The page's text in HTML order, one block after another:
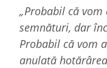
„Probabil că
semnături, dar
Probabil că vom
anulată